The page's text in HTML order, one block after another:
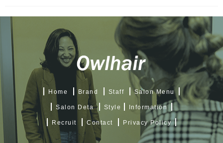
Home Brand Staff Salon Menu
Salon Deta Style Information
Recruit Contact Privacy Policy